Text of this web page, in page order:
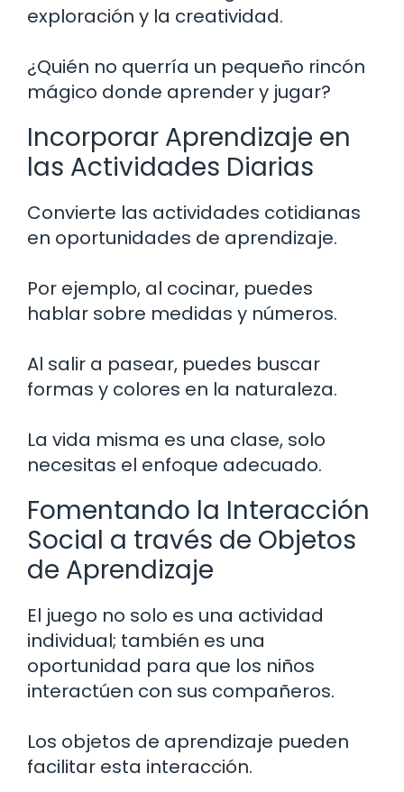
exploración y la creatividad.
¿Quién no querría un pequeño rincón
mágico donde aprender y jugar?
Incorporar Aprendizaje en
las Actividades Diarias
Convierte las actividades cotidianas
en oportunidades de aprendizaje.
Por ejemplo, al cocinar, puedes
hablar sobre medidas y números.
Al salir a pasear, puedes buscar
formas y colores en la naturaleza.
La vida misma es una clase, solo
necesitas el enfoque adecuado.
Fomentando la Interacción
Social a través de Objetos
de Aprendizaje
El juego no solo es una actividad
individual; también es una
oportunidad para que los niños
interactúen con sus compañeros.
Los objetos de aprendizaje pueden
facilitar esta interacción.